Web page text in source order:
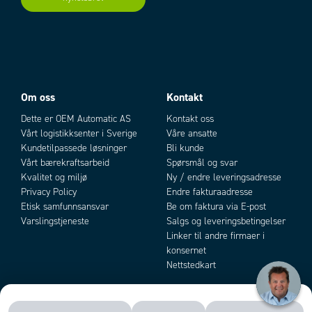
Uhindret luftgjennomstrømning
omgivelse/el-tavle
Om oss
Dette er OEM Automatic AS
Vårt logistikksenter i Sverige
Kundetilpassede løsninger
Vårt bærekraftsarbeid
Kvalitet og miljø
Privacy Policy
Etisk samfunnsansvar
Varslingstjeneste
Kontakt
Kontakt oss
Våre ansatte
Bli kunde
Spørsmål og svar
Ny / endre leveringsadresse
Endre fakturaadresse
Be om faktura via E-post
Salgs og leveringsbetingelser
Linker til andre firmaer i
konsernet
Nettstedkart